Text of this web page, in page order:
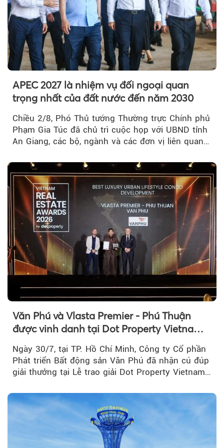
APEC 2027 là nhiệm vụ đối ngoại quan
trọng nhất của đất nước đến năm 2030
Chiều 2/8, Phó Thủ tướng Thường trực Chính phủ
Phạm Gia Túc đã chủ trì cuộc họp với UBND tỉnh
An Giang, các bộ, ngành và các đơn vị liên quan
Văn Phú và Vlasta Premier - Phú Thuận
được vinh danh tại Dot Property Vietnam
Ngày 30/7, tại TP. Hồ Chí Minh, Công ty Cổ phần
Phát triển Bất động sản Văn Phú đã nhận cú đúp
giải thưởng tại Lễ trao giải Dot Property Vietnam